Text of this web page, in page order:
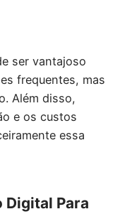
ser vantajoso
frequentes, mas
Além disso,
e os custos
essa
Para